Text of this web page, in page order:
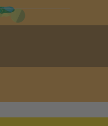
dabei!